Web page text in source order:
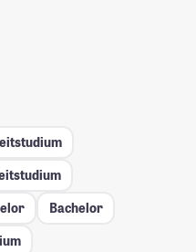
Bachelor